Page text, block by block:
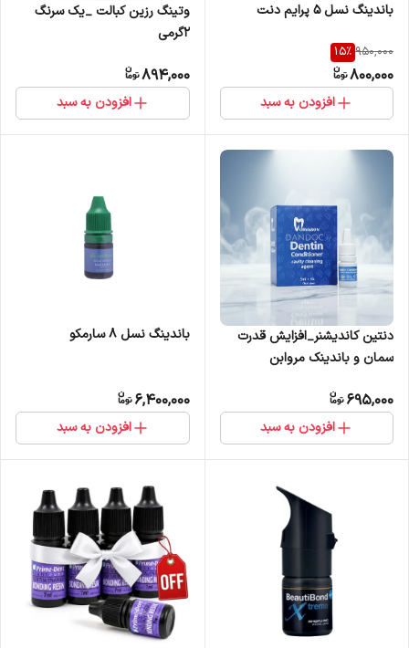
باندینگ نسل 5 پرایم دنت
950,000
15%
800,000
افزودن به سبد
وتینگ رزین کبالت _یک سرنگ
2گرمی
894,000
افزودن به سبد
دنتین کاندیشنر_افزایش قدرت
سمان و باندینک مروابن
695,000
افزودن به سبد
باندینگ نسل 8 سارمکو
6,400,000
افزودن به سبد